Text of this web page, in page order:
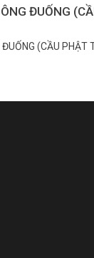
ĐUỐNG
(CẦU PHẬT